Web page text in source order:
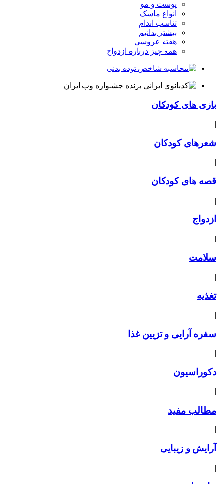
پوست و مو
انواع ماسک
تناسب اندام
بیشتر بدانیم
هفته عروسی
همه چیز درباره ازدواج
بازی های کودکان
|
شعرهای کودکان
|
قصه های کودکان
|
ازدواج
|
سلامت
|
تغذیه
|
سفره آرایی و تزیین غذا
|
دکوراسیون
|
مطالب مفید
|
آرایش و زیبایی
|